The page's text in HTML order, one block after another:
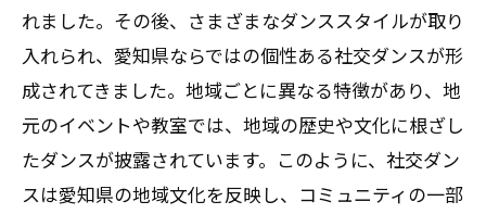
れました。その後、さまざまなダンススタイルが取り
入れられ、愛知県ならではの個性ある社交ダンスが形
成されてきました。地域ごとに異なる特徴があり、地
元のイベントや教室では、地域の歴史や文化に根ざし
たダンスが披露されています。このように、社交ダン
スは愛知県の地域文化を反映し、コミュニティの一部